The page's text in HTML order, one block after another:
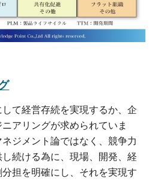
て経営存続を実現するか、企
アリングが求められていま
ジメント論ではなく、競争力
続ける為に、現場、開発、経
担を明確にし、それを実現す